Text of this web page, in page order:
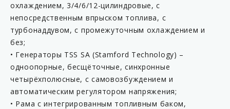
охлаждением, 3/4/6/12-цилиндровые, с
непосредственным впрыском топлива, с
турбонаддувом, с промежуточным охлаждением и
без;
• Генераторы TSS SA (Stamford Technology) –
одноопорные, бесщёточные, синхронные
четырёхполюсные, с самовозбуждением и
автоматическим регулятором напряжения;
• Рама с интегрированным топливным баком,